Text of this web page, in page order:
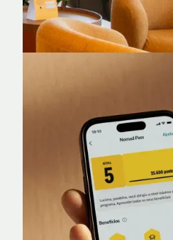
Nomad Lounge
Sala VIP no Aeroporto de